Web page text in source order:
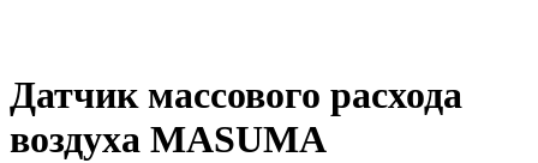
Датчик массового расхода
воздуха MASUMA